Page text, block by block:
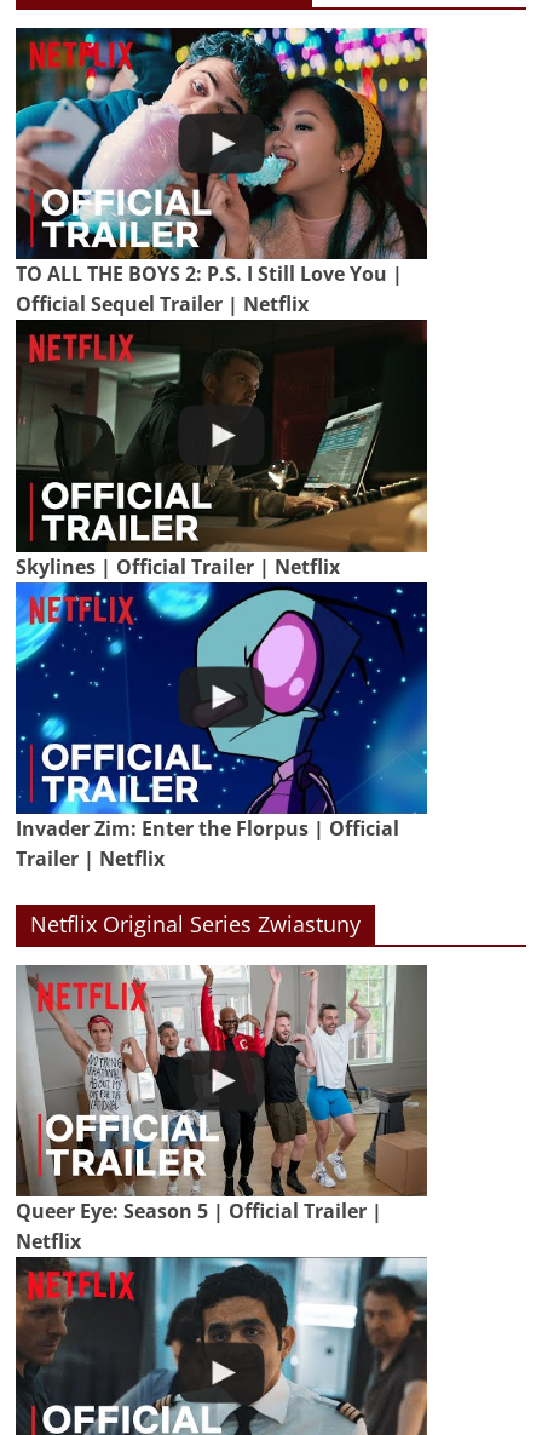
TO ALL THE BOYS 2: P.S. I Still Love You |
Official Sequel Trailer | Netflix
Skylines | Official Trailer | Netflix
Invader Zim: Enter the Florpus | Official
Trailer | Netflix
Netflix Original Series Zwiastuny
Queer Eye: Season 5 | Official Trailer |
Netflix